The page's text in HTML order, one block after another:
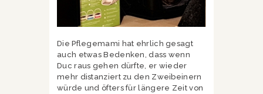
Die Pflegemami hat ehrlich gesagt
auch etwas Bedenken, dass wenn
Duc raus gehen dürfte, er wieder
mehr distanziert zu den Zweibeinern
würde und öfters für längere Zeit von